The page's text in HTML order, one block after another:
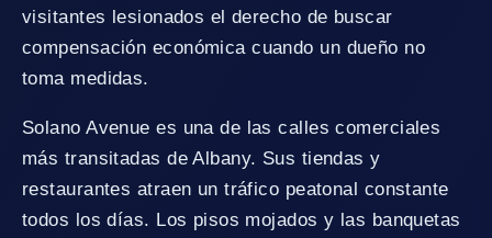
visitantes lesionados el derecho de buscar
compensación económica cuando un dueño no
toma medidas.
Solano Avenue es una de las calles comerciales
más transitadas de Albany. Sus tiendas y
restaurantes atraen un tráfico peatonal constante
todos los días. Los pisos mojados y las banquetas